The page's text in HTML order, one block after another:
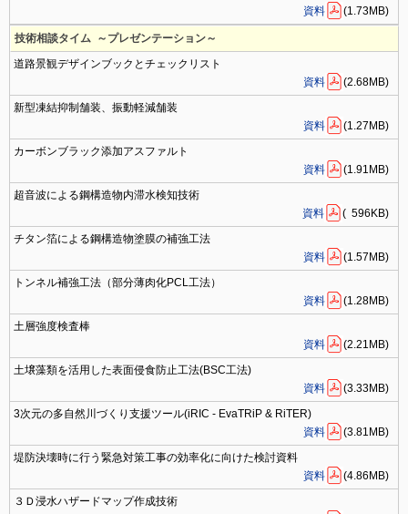
資料
(1.73MB)
技術相談タイム ～プレゼンテーション～
道路景観デザインブックとチェックリスト
資料
(2.68MB)
新型凍結抑制舗装、振動軽減舗装
資料
(1.27MB)
カーボンブラック添加アスファルト
資料
(1.91MB)
超音波による鋼構造物内滞水検知技術
資料
( 596KB)
チタン箔による鋼構造物塗膜の補強工法
資料
(1.57MB)
トンネル補強工法（部分薄肉化PCL工法）
資料
(1.28MB)
土層強度検査棒
資料
(2.21MB)
土壌藻類を活用した表面侵食防止工法(BSC工法)
資料
(3.33MB)
3次元の多自然川づくり支援ツール(iRIC - EvaTRiP & RiTER)
資料
(3.81MB)
堤防決壊時に行う緊急対策工事の効率化に向けた検討資料
資料
(4.86MB)
３Ｄ浸水ハザードマップ作成技術